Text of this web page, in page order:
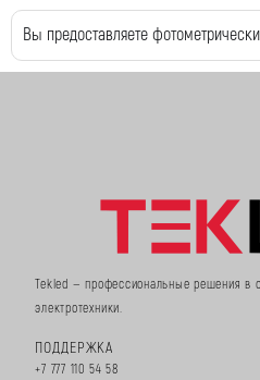
Вы предоставляете
Tekled — профессиональные решения в
электротехники.
ПОДДЕРЖКА
+7 777 110 54 58